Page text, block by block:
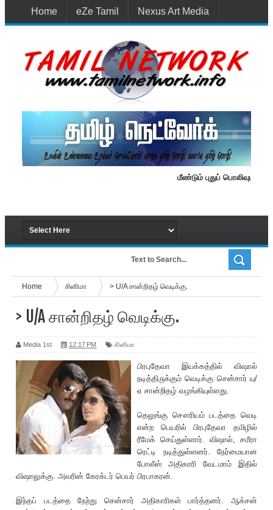
Home eZe Tamil Nexus Art Media
மீண்டும் புதுப் பொலிவுடன்
Home சினிமா > U/A சான்றிதழ் வெடிக்கு.
> U/A சான்றிதழ் வெடிக்கு.
Media 1st 12:17 PM சினிமா
பிரபுதேவா இயக்கத்தில் விஷால்
நடித்திருக்கும் வெடிக்கு சென்சார் யு/
ஏ சான்றிதழ் வழங்கியுள்ளது.
தெலுங்கு சௌ‌ரியம் படத்தை வெடி
என்ற பெய‌ரில் பிரபுதேவா தமிழில்
‌ரீமேக் செய்துள்ளார். விஷால், சமீரா
ரெட்டி நடித்துள்ளனர். நேர்மையான
போலீஸ் அதிகா‌ரி வேடமாம் இதில்
விஷாலுக்கு. அவ‌ரின் கேரக்டர் பெயர் பிரபாகரன்.
இந்தப் படத்தை நேற்று சென்சார் அதிகா‌ரிகள் பார்த்தனர். ஆக்சன்